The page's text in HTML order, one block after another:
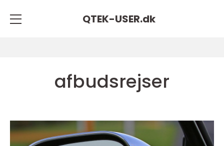
QTEK-USER.dk
afbudsrejser